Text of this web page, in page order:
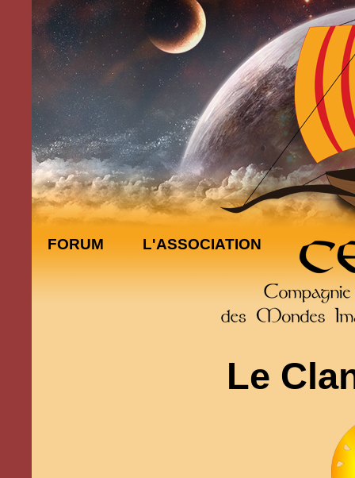
FORUM L'ASSOCIATION
Le